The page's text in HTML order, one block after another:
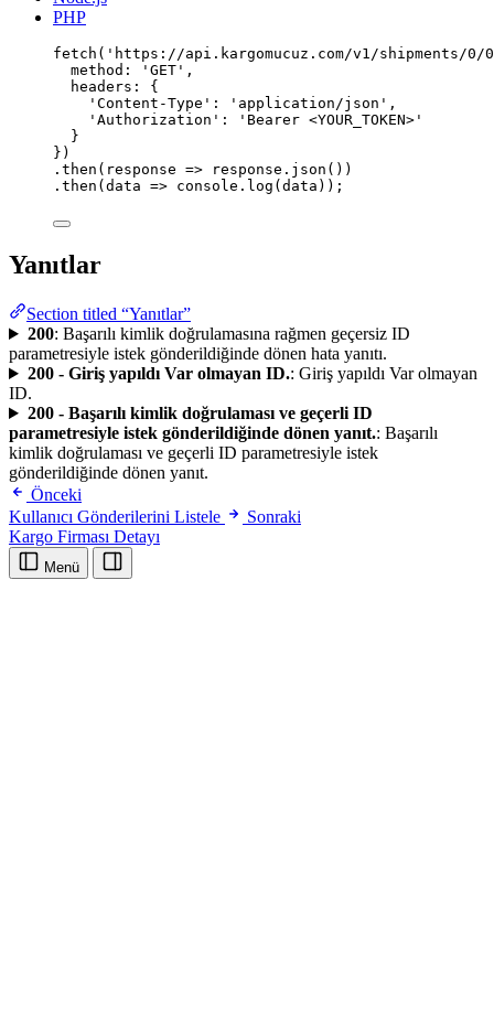
PHP
fetch ( ' https://api.kargomucuz.com/v1/shipments/0/0
method : ' GET ' ,
headers :
{
' Content-Type ' : ' application/json ' ,
' Authorization ' : ' Bearer <YOUR_TOKEN> '
}
})
. then ( response => response. json ())
. then ( data => console. log (data));
Yanıtlar
Section titled “Yanıtlar”
200: Başarılı kimlik doğrulamasına rağmen geçersiz ID
parametresiyle istek gönderildiğinde dönen hata yanıtı.
200 - Giriş yapıldı Var olmayan ID.: Giriş yapıldı Var olmayan
ID.
200 - Başarılı kimlik doğrulaması ve geçerli ID
parametresiyle istek gönderildiğinde dönen yanıt.: Başarılı
kimlik doğrulaması ve geçerli ID parametresiyle istek
gönderildiğinde dönen yanıt.
Önceki
Kullanıcı Gönderilerini Listele
Sonraki
Kargo Firması Detayı
Menü